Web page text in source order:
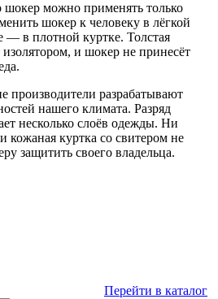
шокер можно применять только
шокер к человеку в лёгкой
— в плотной куртке. Толстая
и шокер не принесёт
производители разрабатывают
нашего климата. Разряд
несколько слоёв одежды. Ни
кожаная куртка со свитером не
защитить своего владельца.
Перейти в каталог